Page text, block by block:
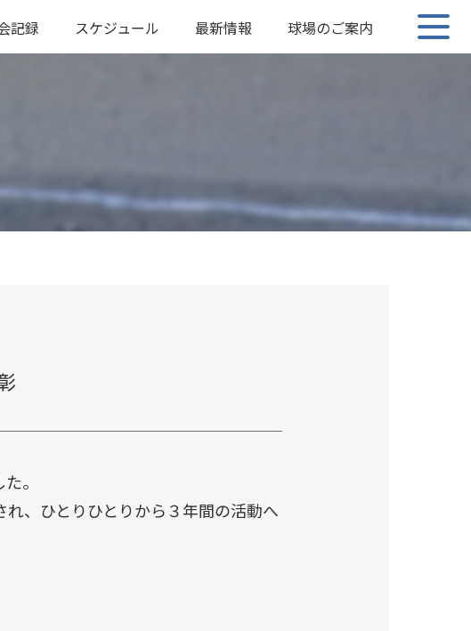
記録
式
式
スケジュール 最新情報 球場のご案内
。
、ひとりひとりから３年間の活動へ